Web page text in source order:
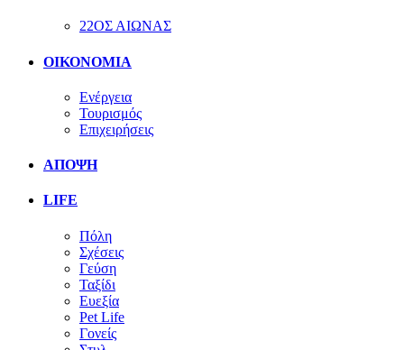
22ΟΣ ΑΙΩΝΑΣ
ΟΙΚΟΝΟΜΙΑ
Ενέργεια
Τουρισμός
Επιχειρήσεις
ΑΠΟΨΗ
LIFE
Πόλη
Σχέσεις
Γεύση
Ταξίδι
Ευεξία
Pet Life
Γονείς